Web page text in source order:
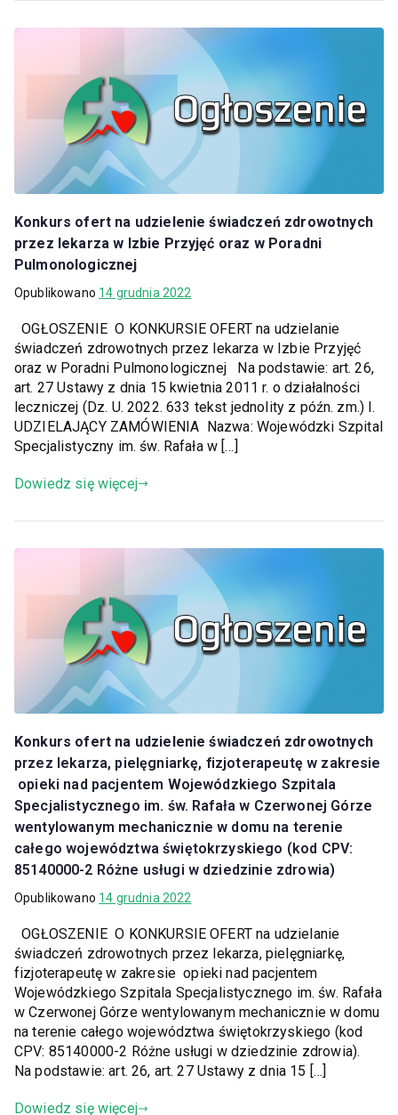
Konkurs ofert na udzielenie świadczeń zdrowotnych
przez lekarza w Izbie Przyjęć oraz w Poradni
Pulmonologicznej
Opublikowano 14 grudnia 2022
OGŁOSZENIE O KONKURSIE OFERT na udzielanie
świadczeń zdrowotnych przez lekarza w Izbie Przyjęć
oraz w Poradni Pulmonologicznej Na podstawie: art. 26,
art. 27 Ustawy z dnia 15 kwietnia 2011 r. o działalności
leczniczej (Dz. U. 2022. 633 tekst jednolity z późn. zm.) I.
UDZIELAJĄCY ZAMÓWIENIA Nazwa: Wojewódzki Szpital
Specjalistyczny im. św. Rafała w […]
Dowiedz się więcej
Konkurs ofert na udzielenie świadczeń zdrowotnych
przez lekarza, pielęgniarkę, fizjoterapeutę w zakresie
opieki nad pacjentem Wojewódzkiego Szpitala
Specjalistycznego im. św. Rafała w Czerwonej Górze
wentylowanym mechanicznie w domu na terenie
całego województwa świętokrzyskiego (kod CPV:
85140000-2 Różne usługi w dziedzinie zdrowia)
Opublikowano 14 grudnia 2022
OGŁOSZENIE O KONKURSIE OFERT na udzielanie
świadczeń zdrowotnych przez lekarza, pielęgniarkę,
fizjoterapeutę w zakresie opieki nad pacjentem
Wojewódzkiego Szpitala Specjalistycznego im. św. Rafała
w Czerwonej Górze wentylowanym mechanicznie w domu
na terenie całego województwa świętokrzyskiego (kod
CPV: 85140000-2 Różne usługi w dziedzinie zdrowia).
Na podstawie: art. 26, art. 27 Ustawy z dnia 15 […]
Dowiedz się więcej